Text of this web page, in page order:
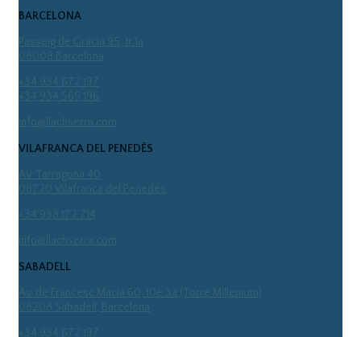
BARCELONA
info@llachserra.com
VILAFRANCA DEL PENEDÈS
info@llachserra.com
SABADELL
Av. de Francesc Macià 60, 10è 3a (Torre Millenium)